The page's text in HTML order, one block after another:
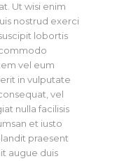
Ut wisi enim
nostrud exerci
lobortis
vel eum
in vulputate
vel
nulla facilisis
et iusto
praesent
augue duis